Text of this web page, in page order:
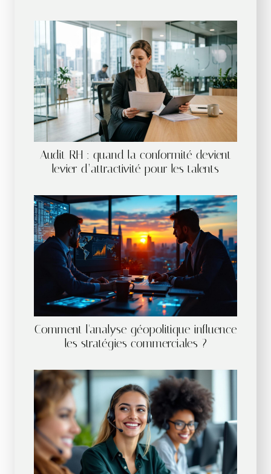
Audit RH : quand la conformité devient
levier d’attractivité pour les talents
Comment l'analyse géopolitique influence
les stratégies commerciales ?